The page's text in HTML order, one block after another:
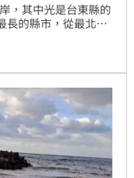
，其中光是台東縣的
長的縣市，從最北邊
功鎮的新港漁港與台
山漁業資源保育區有
村的絕佳去處。